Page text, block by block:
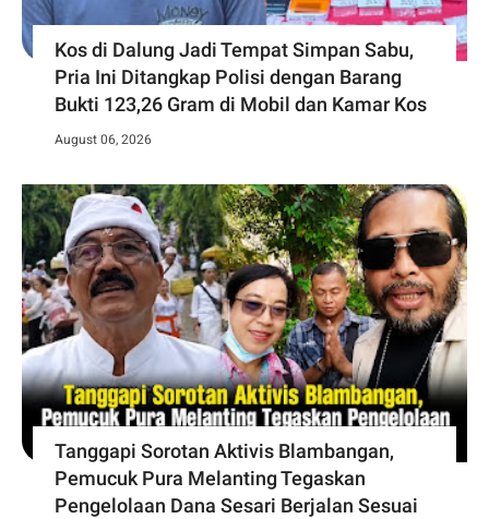
Kos di Dalung Jadi Tempat Simpan Sabu,
Pria Ini Ditangkap Polisi dengan Barang
Bukti 123,26 Gram di Mobil dan Kamar Kos
August 06, 2026
Tanggapi Sorotan Aktivis Blambangan,
Pemucuk Pura Melanting Tegaskan
Pengelolaan Dana Sesari Berjalan Sesuai